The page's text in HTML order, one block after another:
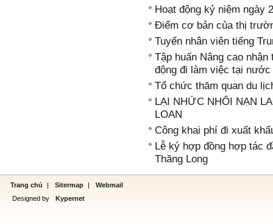
Hoạt động kỷ niệm ngày
Điểm cơ bản của thị
Tuyển nhân viên tiếng
Tập huấn Nâng cao
động đi làm việc tại nước
Tổ chức thăm quan du
LẠI NHỨC NHỐI NẠN
LOAN
Công khai phí đi xuất
Lễ ký hợp đồng hợp tác
Thăng Long
Trang chủ | Sitermap |
Webmail
Designed by
Kypernet